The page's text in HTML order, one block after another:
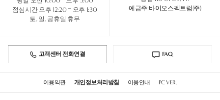
점심시간 오후 12:20 ~ 오후 1:30
토, 일, 공휴일 휴무
예금주:바이오스펙트럼(주)
고객센터 전화연결 FAQ
이용약관 개인정보처리방침 이용안내 PC VER.